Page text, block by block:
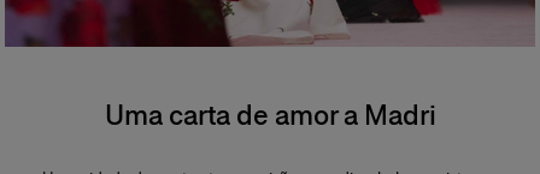
Uma carta de amor a Madri